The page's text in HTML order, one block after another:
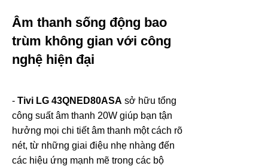
Âm thanh sống động bao
trùm không gian với công
nghệ hiện đại
- Tivi LG 43QNED80ASA sở hữu tổng
công suất âm thanh 20W giúp bạn tận
hưởng mọi chi tiết âm thanh một cách rõ
nét, từ những giai điệu nhẹ nhàng đến
các hiệu ứng mạnh mẽ trong các bộ